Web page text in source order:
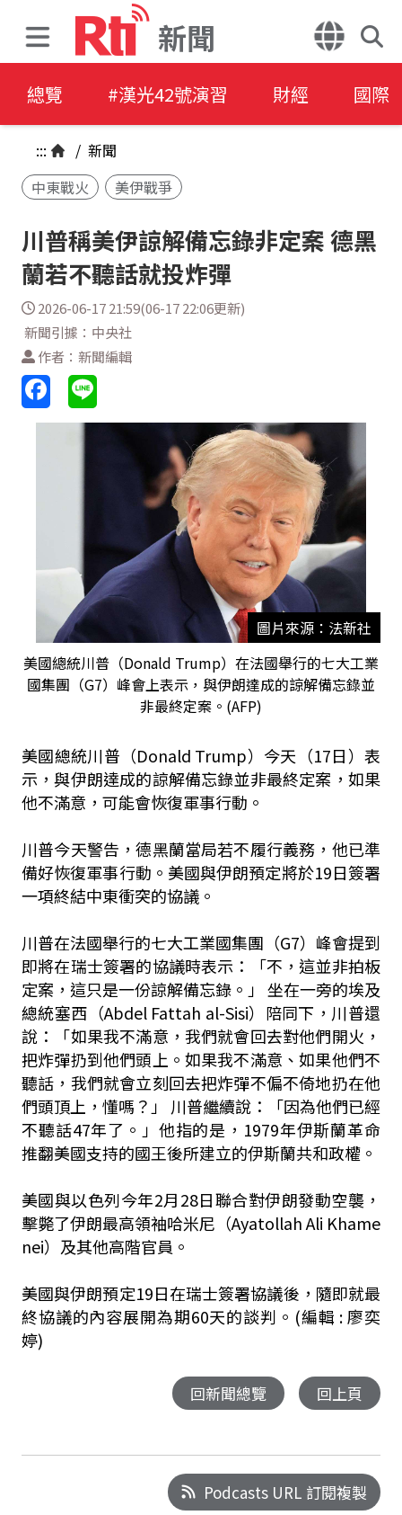
新聞
總覽 #漢光42號演習 財經 國際
::: / 新聞
中東戰火
美伊戰爭
川普稱美伊諒解備忘錄非定案 德黑
蘭若不聽話就投炸彈
2026-06-17 21:59(06-17 22:06更新)
新聞引據：中央社
作者：新聞編輯
圖片來源：法新社
美國總統川普（Donald Trump）在法國舉行的七大工業
國集團（G7）峰會上表示，與伊朗達成的諒解備忘錄並
非最終定案。(AFP)
美國總統川普（Donald Trump）今天（17日）表
示，與伊朗達成的諒解備忘錄並非最終定案，如果
他不滿意，可能會恢復軍事行動。
川普今天警告，德黑蘭當局若不履行義務，他已準
備好恢復軍事行動。美國與伊朗預定將於19日簽署
一項終結中東衝突的協議。
川普在法國舉行的七大工業國集團（G7）峰會提到
即將在瑞士簽署的協議時表示：「不，這並非拍板
定案，這只是一份諒解備忘錄。」 坐在一旁的埃及
總統塞西（Abdel Fattah al-Sisi）陪同下，川普還
說：「如果我不滿意，我們就會回去對他們開火，
把炸彈扔到他們頭上。如果我不滿意、如果他們不
聽話，我們就會立刻回去把炸彈不偏不倚地扔在他
們頭頂上，懂嗎？」 川普繼續說：「因為他們已經
不聽話47年了。」他指的是，1979年伊斯蘭革命
推翻美國支持的國王後所建立的伊斯蘭共和政權。
美國與以色列今年2月28日聯合對伊朗發動空襲，
擊斃了伊朗最高領袖哈米尼（Ayatollah Ali Khame
nei）及其他高階官員。
美國與伊朗預定19日在瑞士簽署協議後，隨即就最
終協議的內容展開為期60天的談判。(編輯 : 廖奕
婷)
回新聞總覽 回上頁
Podcasts URL 訂閱複製